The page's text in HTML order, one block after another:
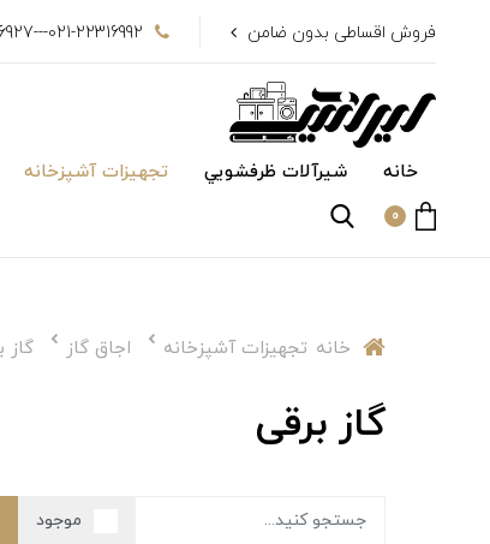
فروش اقساطی بدون ضامن 021-22316992---021-22316927
خانه شیرآلات ظرفشويي تجهیزات آشپزخانه
0
خانه تجهیزات آشپزخانه اجاق گاز گاز
گاز برقی
موجود